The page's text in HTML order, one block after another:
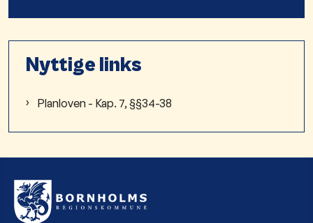
Nyttige links
Planloven - Kap. 7, §§34-38